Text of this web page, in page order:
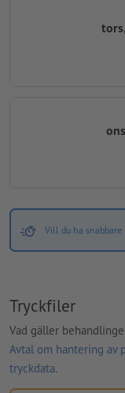
Vill du ha snabbare
Tryckfiler
Vad gäller
Avtal om hantering av
tryckdata.